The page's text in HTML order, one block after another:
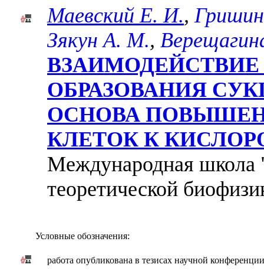
Маевский Е. И.,
Зякун А. М.,
ОБРАЗОВАНИЯ
ОСНОВА
КЛЕТОК К
Международная
теоретической
Условные обозначения:
работа опубликована в тезисах научной конференции